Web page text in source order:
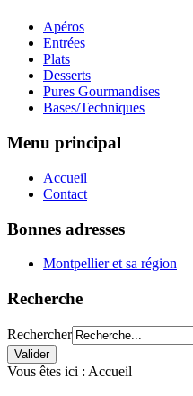
Apéros
Entrées
Plats
Desserts
Pures Gourmandises
Bases/Techniques
Menu principal
Accueil
Contact
Bonnes adresses
Montpellier et sa région
Recherche
Rechercher
Vous êtes ici : Accueil